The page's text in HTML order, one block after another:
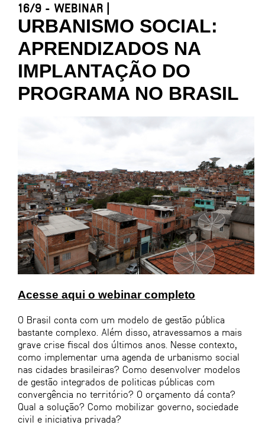
16/9 - WEBINAR |
URBANISMO SOCIAL:
APRENDIZADOS NA
IMPLANTAÇÃO DO
PROGRAMA NO BRASIL​
Acesse aqui o webinar completo
O Brasil conta com um modelo de gestão pública
bastante complexo. Além disso, atravessamos a mais
grave crise fiscal dos últimos anos. Nesse contexto,
como implementar uma agenda de urbanismo social
nas cidades brasileiras? Como desenvolver modelos
de gestão integrados de politicas públicas com
convergência no território? O orçamento dá conta?
Qual a solução? Como mobilizar governo, sociedade
civil e iniciativa privada?